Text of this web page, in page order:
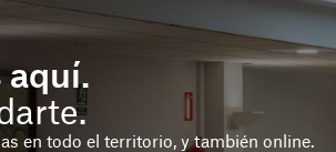
aquí.
en todo el territorio, y también online.